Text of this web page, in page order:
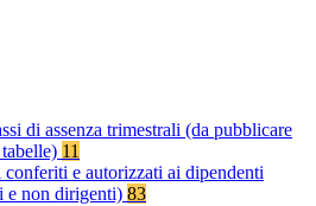
di assenza trimestrali (da pubblicare
11
e autorizzati ai dipendenti
e non dirigenti) 83